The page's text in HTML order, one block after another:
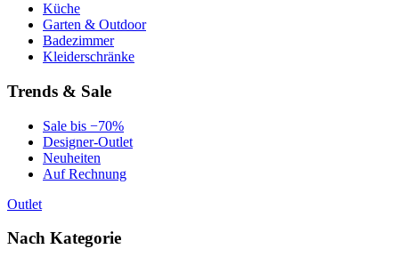
Küche
Garten & Outdoor
Badezimmer
Kleiderschränke
Trends & Sale
Sale bis −70%
Designer-Outlet
Neuheiten
Auf Rechnung
Outlet
Nach Kategorie